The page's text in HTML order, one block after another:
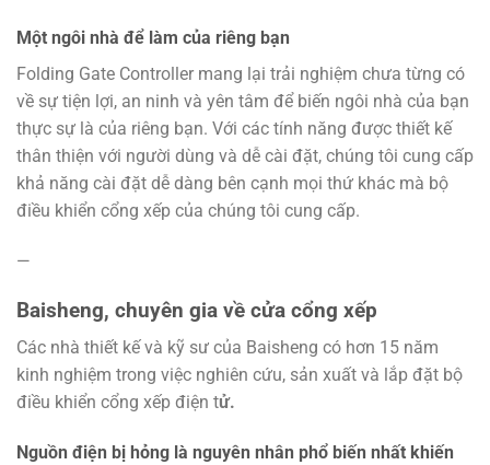
Một ngôi nhà để làm của riêng bạn
Folding Gate Controller mang lại trải nghiệm chưa từng có
về sự tiện lợi, an ninh và yên tâm để biến ngôi nhà của bạn
thực sự là của riêng bạn. Với các tính năng được thiết kế
thân thiện với người dùng và dễ cài đặt, chúng tôi cung cấp
khả năng cài đặt dễ dàng bên cạnh mọi thứ khác mà bộ
điều khiển cổng xếp của chúng tôi cung cấp.
—
Baisheng, chuyên gia về cửa cổng xếp
Các nhà thiết kế và kỹ sư của Baisheng có hơn 15 năm
kinh nghiệm trong việc nghiên cứu, sản xuất và lắp đặt bộ
điều khiển cổng xếp điện tử.
Nguồn điện bị hỏng là nguyên nhân phổ biến nhất khiến